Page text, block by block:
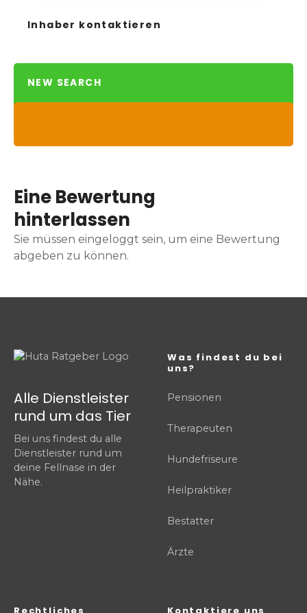
Inhaber kontaktieren
NEW SEARCH
Eine Bewertung
hinterlassen
Sie müssen eingeloggt sein, um eine Bewertung
abgeben zu können.
Alle Dienstleister
rund um das Tier
Bei uns findest du alle
Dienstleister rund um
deine Fellnase in der
Nähe.
Was findest du bei
uns?
Pensionen
Therapeuten
Hundefriseure
Heilpraktiker
Bestatter
Ärzte